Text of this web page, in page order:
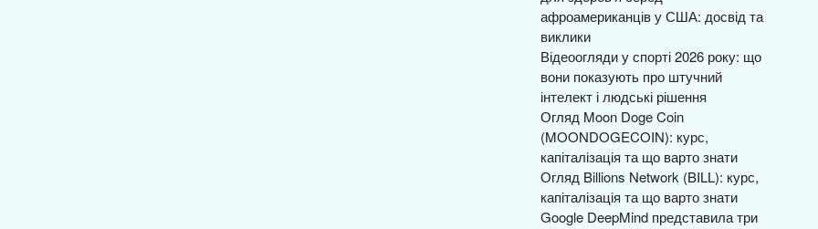
афроамериканців у США: досвід та
виклики
Відеоогляди у спорті 2026 року: що
вони показують про штучний
інтелект і людські рішення
Огляд Moon Doge Coin
(MOONDOGECOIN): курс,
капіталізація та що варто знати
Огляд Billions Network (BILL): курс,
капіталізація та що варто знати
Google DeepMind представила три